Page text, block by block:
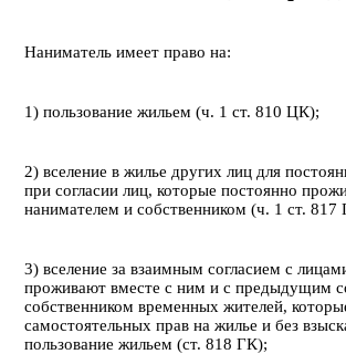
Наниматель имеет право на:
1) пользование жильем (ч. 1 ст. 810 ЦК);
2) вселение в жилье других лиц для
при согласии лиц, которые постоянно
нанимателем и собственником (ч. 1 ст. 817
3) вселение за взаимным согласием с
проживают вместе с ним и с предыдущим
собственником временных жителей,
самостоятельных прав на жилье и без
пользование жильем (ст. 818 ГК);